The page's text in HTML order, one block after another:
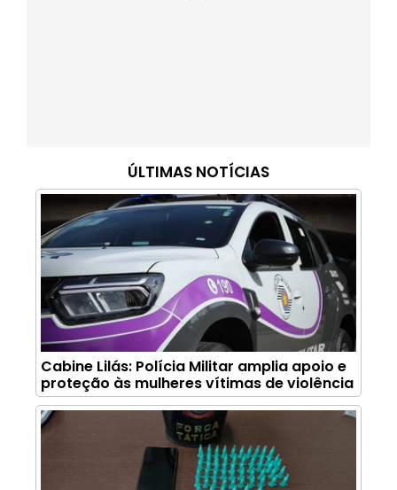
ÚLTIMAS NOTÍCIAS
Cabine Lilás: Polícia Militar amplia apoio e
proteção às mulheres vítimas de violência